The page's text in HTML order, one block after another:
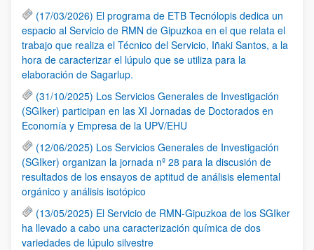
(17/03/2026) El programa de ETB Tecnólopis dedica un
espacio al Servicio de RMN de Gipuzkoa en el que relata el
trabajo que realiza el Técnico del Servicio, Iñaki Santos, a la
hora de caracterizar el lúpulo que se utiliza para la
elaboración de Sagarlup.
(31/10/2025) Los Servicios Generales de Investigación
(SGIker) participan en las XI Jornadas de Doctorados en
Economía y Empresa de la UPV/EHU
(12/06/2025) Los Servicios Generales de Investigación
(SGIker) organizan la jornada nº 28 para la discusión de
resultados de los ensayos de aptitud de análisis elemental
orgánico y análisis isotópico
(13/05/2025) El Servicio de RMN-Gipuzkoa de los SGIker
ha llevado a cabo una caracterización química de dos
variedades de lúpulo silvestre